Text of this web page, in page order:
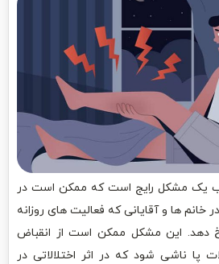
یک مشکل رایج است که ممکن است در
ها و آقایانی که فعالیت های روزانه
دهد. این مشکل ممکن است از انقباض
پا ناشی شود که در اثر اختلالاتی در